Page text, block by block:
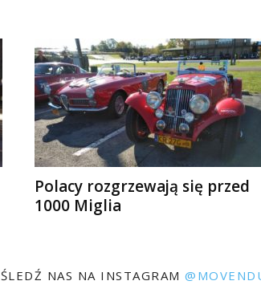
Polacy rozgrzewają się przed
1000 Miglia
ŚLEDŹ NAS NA INSTAGRAM